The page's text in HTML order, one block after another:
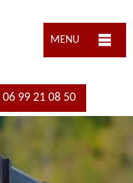
MENU
06 99 21 08 50